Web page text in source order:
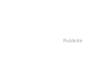
Publicité